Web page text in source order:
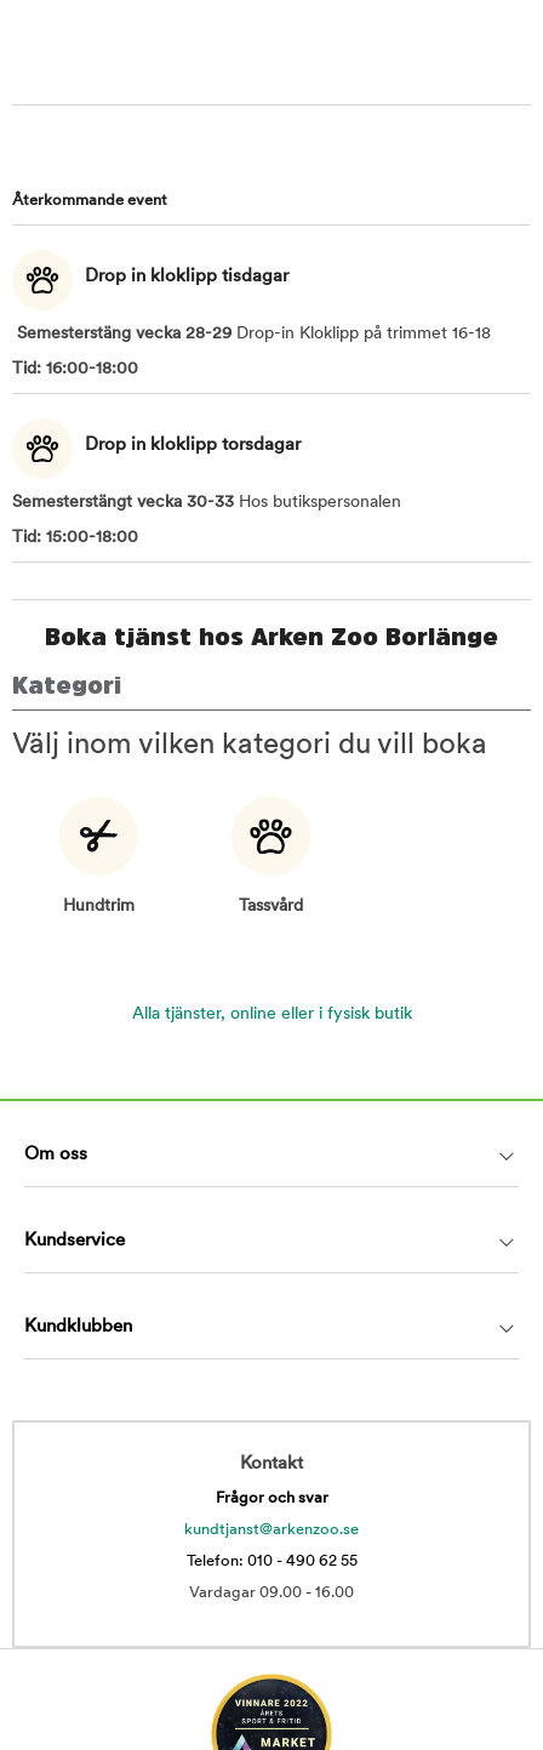
Återkommande event
Drop in kloklipp tisdagar
Semesterstäng vecka 28-29 Drop-in Kloklipp på trimmet 16-18
Tid: 16:00-18:00
Drop in kloklipp torsdagar
Semesterstängt vecka 30-33 Hos butikspersonalen
Tid: 15:00-18:00
Boka tjänst hos Arken Zoo Borlänge
Kategori
Välj inom vilken kategori du vill boka
Hundtrim Tassvård
Alla tjänster, online eller i fysisk butik
Om oss
Kundservice
Kundklubben
Kontakt
Frågor och svar
kundtjanst@arkenzoo.se
Telefon: 010 - 490 62 55
Vardagar 09.00 - 16.00